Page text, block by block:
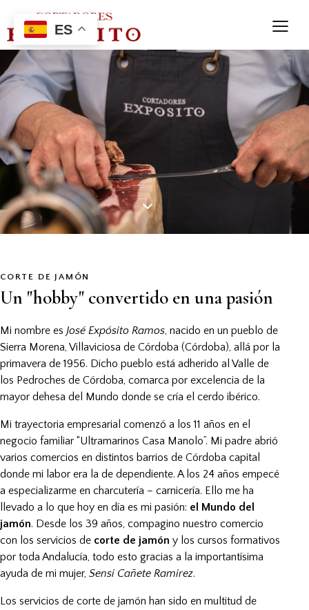
CORTE DE JAMÓN
Un "hobby" convertido en una pasión
Mi nombre es José Expósito Ramos, nacido en un pueblo de
Sierra Morena, Villaviciosa de Córdoba (Córdoba), allá por la
primavera de 1956. Dicho pueblo está adherido al Valle de
los Pedroches de Córdoba, comarca por excelencia de la
mayor dehesa del Mundo donde se cría el cerdo ibérico.
Mi trayectoria empresarial comenzó a los 11 años en el
negocio familiar “Ultramarinos Casa Manolo”. Mi padre abrió
varios comercios en distintos barrios de Córdoba capital
donde mi labor era la de dependiente. A los 24 años empecé
a especializarme en charcutería – carnicería. Ello me ha
llevado a lo que hoy en día es mi pasión: el Mundo del
jamón. Desde los 39 años, compagino nuestro comercio
con los servicios de corte de jamón y los cursos formativos
por toda Andalucía, todo esto gracias a la importantísima
ayuda de mi mujer, Sensi Cañete Ramirez.
Los servicios de corte de jamón han sido en multitud de
ES